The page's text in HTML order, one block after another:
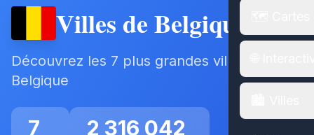
Villes de Belgique
Découvrez les 7 plus grandes villes de
Belgique
7 2 316 042